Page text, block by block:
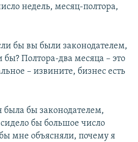
недель, месяц-полтора,
бы вы были законодателем,
Полтора-два месяца – это
– извините, бизнес есть
была бы законодателем,
бы большое число
мне объясняли, почему я